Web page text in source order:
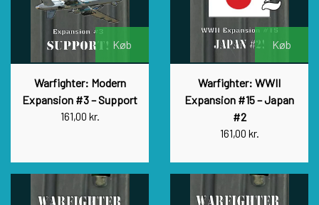
Køb
Warfighter: Modern
Expansion #3 – Support
161,00 kr.
Køb
Warfighter: WWII
Expansion #15 – Japan
#2
161,00 kr.